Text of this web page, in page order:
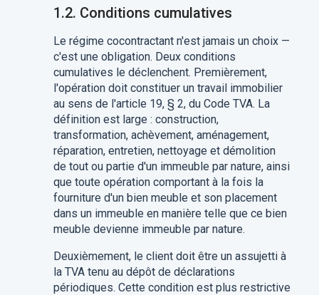
1.2. Conditions cumulatives
Le régime cocontractant n'est jamais un choix —
c'est une obligation. Deux conditions
cumulatives le déclenchent. Premièrement,
l'opération doit constituer un travail immobilier
au sens de l'article 19, § 2, du Code TVA. La
définition est large : construction,
transformation, achèvement, aménagement,
réparation, entretien, nettoyage et démolition
de tout ou partie d'un immeuble par nature, ainsi
que toute opération comportant à la fois la
fourniture d'un bien meuble et son placement
dans un immeuble en manière telle que ce bien
meuble devienne immeuble par nature.
Deuxièmement, le client doit être un assujetti à
la TVA tenu au dépôt de déclarations
périodiques. Cette condition est plus restrictive